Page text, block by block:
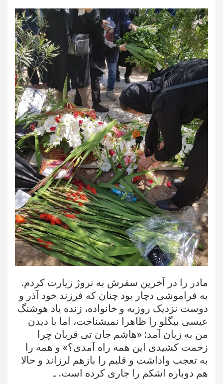
مادر را در آخرین سفرش به نروژ زیارت کردم.
به فراموشی دچار بود چنان که فرزند خود آذر و
دوست نزدیک روزبه و خانواده، زنده یاد هوشنگ
عیسی بیگلو را ظاهرا نمیشناخت، اما با دیدن
من به زبان آمد: «هاشم جان تی قربان چرا
زحمت کشیدی این همه راه آمدی؟» و همه را
به تعجب واداشت و قلبم را بازهم لرزاند و حالا
هم دوباره اشکم را جاری کرده است. ـ